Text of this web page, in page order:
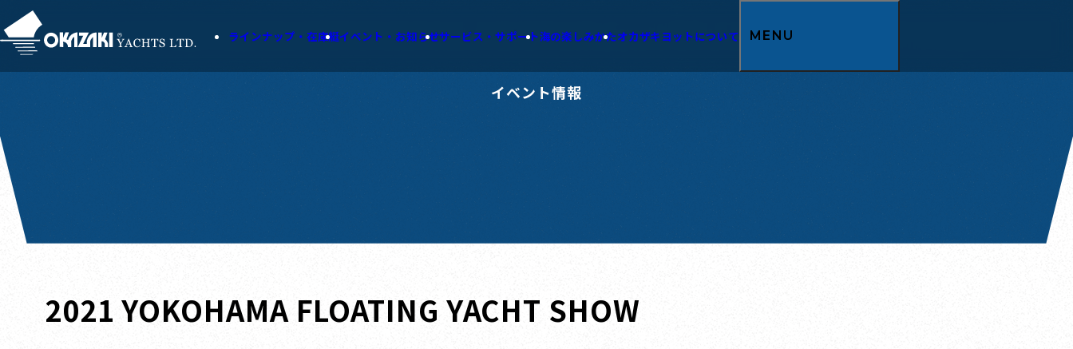
ラインナップ・在庫艇イベント・お知らせサービス・サポート海の楽しみかたオカザキヨットについて MENU
イベント情報
2021 YOKOHAMA FLOATING YACHT SHOW